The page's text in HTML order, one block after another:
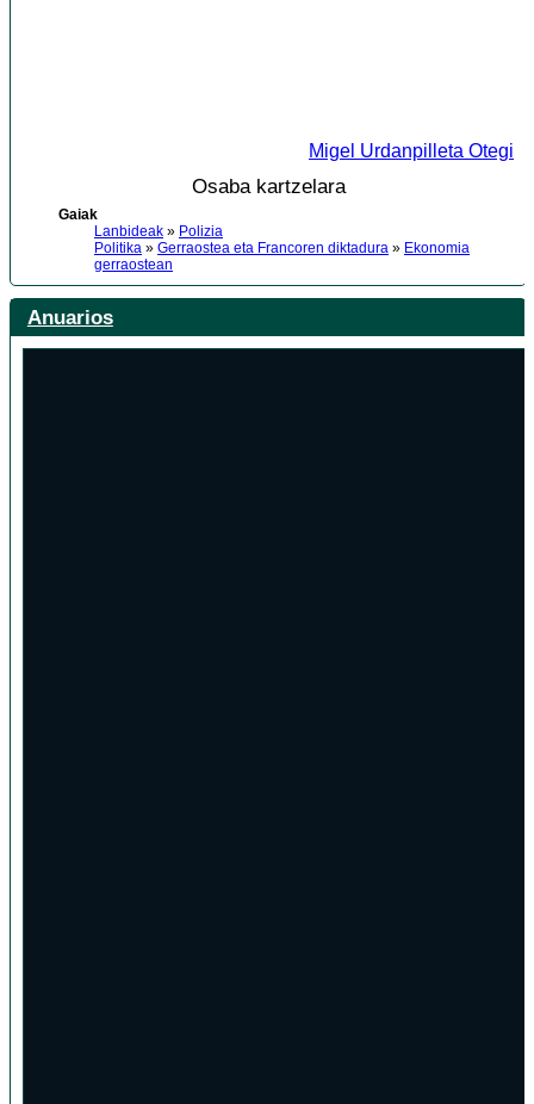
Migel Urdanpilleta Otegi
Osaba kartzelara
Gaiak
Lanbideak » Polizia
Politika » Gerraostea eta Francoren diktadura » Ekonomia
gerraostean
Anuarios